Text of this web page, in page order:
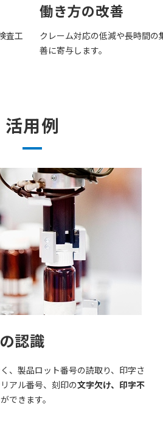
査工
働き方の改善
クレーム対応の低減や長時間
善に寄与します。
活用例
認識
、製品ロット番号の読取り、印字さ
アル番号、刻印の文字欠け、印字不
できます。